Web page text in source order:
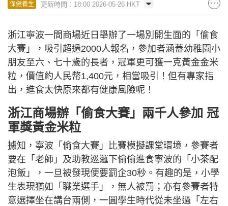
保健養生 更新時間：18:00 2026-05-26 HKT
浙江寧波一間商場近日舉辦了一場別開生面的「偷食
大賽」，吸引超過2000人報名，參加者涵蓋幼稚園小
朋友至六、七十歲的長者，冠軍更可獲一克黃金金米
粒，價值約人民幣1,400元，相當吸引！但有專家指
出，進食太快原來都有健康風險呢！
浙江商場辦「偷食大賽」兩千人參加 冠
軍獎黃金米粒
據知，寧波「偷食大賽」比賽模擬課堂環境，參賽者
要在「老師」及助教巡邏下偷偷進食寧波的「小茶配
泡飯」，一旦被發現便要罰企30秒。有趣的是，小學
生表現猶如「職業選手」，無人被罰；亦有參賽者特
意選擇坐在講台兩側，一圓學生時代從未坐過「左右